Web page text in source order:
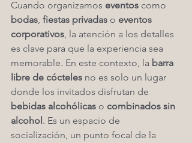
Cuando organizamos eventos como
bodas, fiestas privadas o eventos
corporativos, la atención a los detalles
es clave para que la experiencia sea
memorable. En este contexto, la barra
libre de cócteles no es solo un lugar
donde los invitados disfrutan de
bebidas alcohólicas o combinados sin
alcohol. Es un espacio de
socialización, un punto focal de la